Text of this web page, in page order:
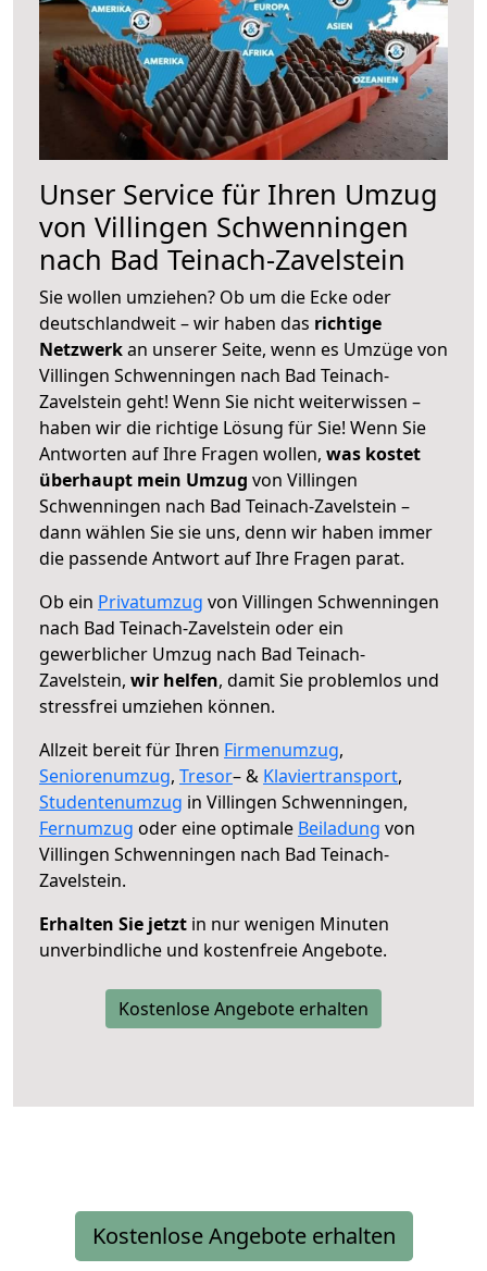
Unser Service für Ihren Umzug
von Villingen Schwenningen
nach Bad Teinach-Zavelstein
Sie wollen umziehen? Ob um die Ecke oder
deutschlandweit – wir haben das richtige
Netzwerkan unserer Seite, wenn es Umzüge von
Villingen Schwenningen nach Bad Teinach-
Zavelstein geht! Wenn Sie nicht weiterwissen –
haben wir die richtige Lösung für Sie! Wenn Sie
Antworten auf Ihre Fragen wollen, was kostet
überhaupt mein Umzug von Villingen
Schwenningen nach Bad Teinach-Zavelstein –
dann wählen Sie sie uns, denn wir haben immer
die passende Antwort auf Ihre Fragen parat.
Ob ein Privatumzug von Villingen Schwenningen
nach Bad Teinach-Zavelstein oder ein
gewerblicher Umzug nach Bad Teinach-
Zavelstein, wir helfen, damit Sie problemlos und
stressfrei umziehen können.
Allzeit bereit für Ihren Firmenumzug,
Seniorenumzug, Tresor– & Klaviertransport,
Studentenumzug in Villingen Schwenningen,
Fernumzug oder eine optimale Beiladung von
Villingen Schwenningen nach Bad Teinach-
Zavelstein.
Erhalten Sie jetzt in nur wenigen Minuten
unverbindliche und kostenfreie Angebote.
Kostenlose Angebote erhalten
Kostenlose Angebote erhalten